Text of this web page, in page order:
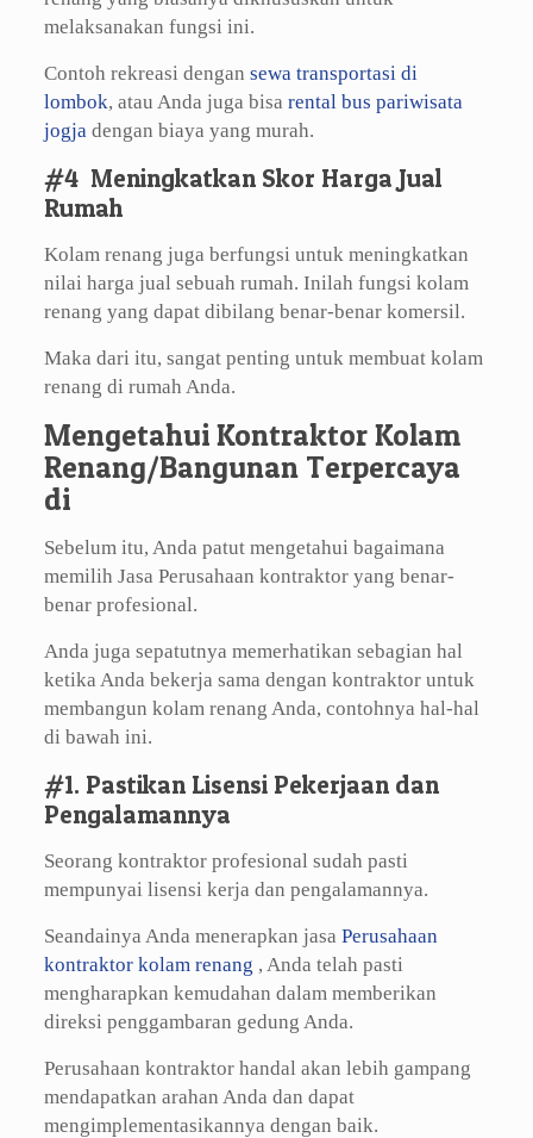
melaksanakan fungsi ini.
Contoh rekreasi dengan sewa transportasi di
lombok, atau Anda juga bisa rental bus pariwisata
jogjadengan biaya yang murah.
#4 Meningkatkan Skor Harga Jual
Rumah
Kolam renang juga berfungsi untuk meningkatkan
nilai harga jual sebuah rumah. Inilah fungsi kolam
renang yang dapat dibilang benar-benar komersil.
Maka dari itu, sangat penting untuk membuat kolam
renang di rumah Anda.
Mengetahui Kontraktor Kolam
Renang/Bangunan Terpercaya
di
Sebelum itu, Anda patut mengetahui bagaimana
memilih Jasa Perusahaan kontraktor yang benar-
benar profesional.
Anda juga sepatutnya memerhatikan sebagian hal
ketika Anda bekerja sama dengan kontraktor untuk
membangun kolam renang Anda, contohnya hal-hal
di bawah ini.
#1. Pastikan Lisensi Pekerjaan dan
Pengalamannya
Seorang kontraktor profesional sudah pasti
mempunyai lisensi kerja dan pengalamannya.
Seandainya Anda menerapkan jasa Perusahaan
kontraktor kolam renang , Anda telah pasti
mengharapkan kemudahan dalam memberikan
direksi penggambaran gedung Anda.
Perusahaan kontraktor handal akan lebih gampang
mendapatkan arahan Anda dan dapat
mengimplementasikannya dengan baik.